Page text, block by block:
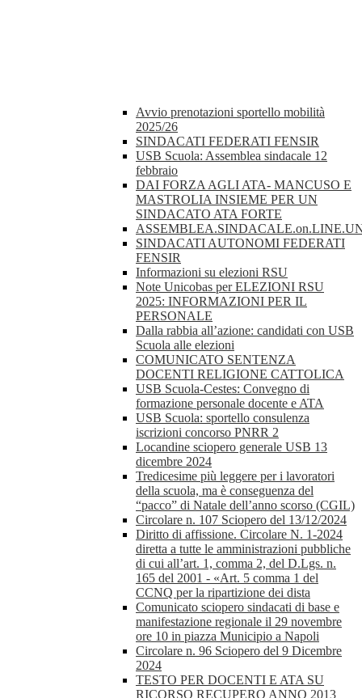
Avvio prenotazioni sportello mobilità
2025/26
SINDACATI FEDERATI FENSIR
USB Scuola: Assemblea sindacale 12
febbraio
DAI FORZA AGLI ATA- MANCUSO E
MASTROLIA INSIEME PER UN
SINDACATO ATA FORTE
SINDACATI AUTONOMI FEDERATI
FENSIR
Informazioni su elezioni RSU
Note Unicobas per ELEZIONI RSU
2025: INFORMAZIONI PER IL
PERSONALE
Dalla rabbia all’azione: candidati con USB
Scuola alle elezioni
COMUNICATO SENTENZA
DOCENTI RELIGIONE CATTOLICA
USB Scuola-Cestes: Convegno di
formazione personale docente e ATA
USB Scuola: sportello consulenza
iscrizioni concorso PNRR 2
Locandine sciopero generale USB 13
dicembre 2024
Tredicesime più leggere per i lavoratori
della scuola, ma è conseguenza del
“pacco” di Natale dell’anno scorso (CGIL)
Circolare n. 107 Sciopero del 13/12/2024
Diritto di affissione. Circolare N. 1-2024
diretta a tutte le amministrazioni pubbliche
di cui all’art. 1, comma 2, del D.Lgs. n.
165 del 2001 - «Art. 5 comma 1 del
CCNQ per la ripartizione dei dista
Comunicato sciopero sindacati di base e
manifestazione regionale il 29 novembre
ore 10 in piazza Municipio a Napoli
Circolare n. 96 Sciopero del 9 Dicembre
2024
TESTO PER DOCENTI E ATA SU
RICORSO RECUPERO ANNO 2013